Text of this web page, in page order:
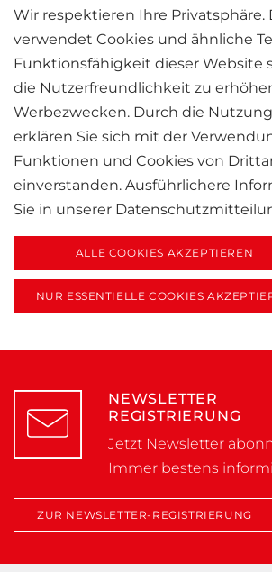
Wir respektieren Ihre Privatsphäre.
verwendet Cookies und ähnliche
Funktionsfähigkeit dieser Website
die Nutzerfreundlichkeit zu
Werbezwecken. Durch die
erklären Sie sich mit der
Funktionen und Cookies von
einverstanden. Ausführlichere
Sie in unserer
NEWSLETTER
REGISTRIERUNG
Jetzt Newsletter
Immer bestens
ZUR NEWSLETTER-REGISTRIERUNG